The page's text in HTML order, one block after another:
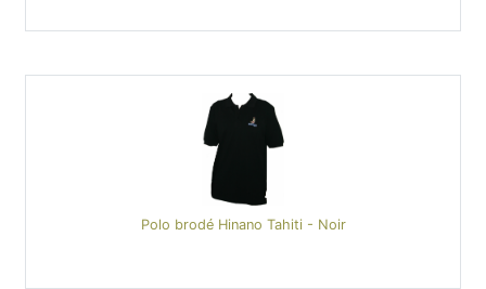
Polo brodé Hinano Tahiti - Noir